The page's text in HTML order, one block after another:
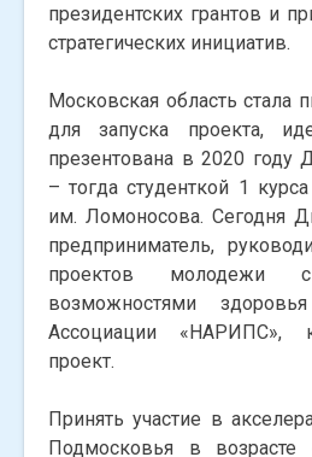
президентских грантов и
стратегических инициатив.
Московская область стала
для запуска проекта,
презентована в 2020 году
– тогда студенткой 1
им. Ломоносова. Сегодня
предприниматель,
проектов молодежи с
возможностями
Ассоциации «НАРИПС»,
проект.
Принять участие в
Подмосковья в